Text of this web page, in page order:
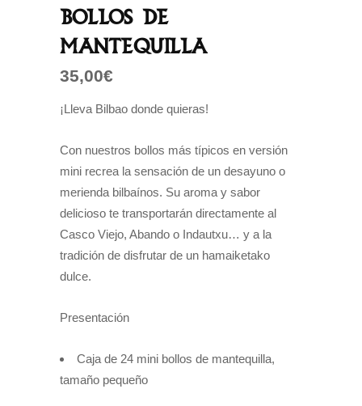
bollos de
mantequilla
35,00€
¡Lleva Bilbao donde quieras!
Con nuestros bollos más típicos en versión
mini recrea la sensación de un desayuno o
merienda bilbaínos. Su aroma y sabor
delicioso te transportarán directamente al
Casco Viejo, Abando o Indautxu… y a la
tradición de disfrutar de un hamaiketako
dulce.
Presentación
Caja de 24 mini bollos de mantequilla,
tamaño pequeño